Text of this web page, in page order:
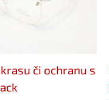
či ochranu s